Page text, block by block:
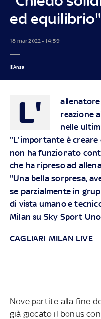
ed equilibrio"
18 mar 2022 - 14:59
©Ansa
L'
reazione
nelle
"L'importante è creare
non ha funzionato
che ha ripreso ad
"Una bella sorpresa,
se parzialmente in
di vista umano e
Milan su Sky Sport
CAGLIARI-MILAN LIVE
Nove partite alla fine
già giocato il bonus